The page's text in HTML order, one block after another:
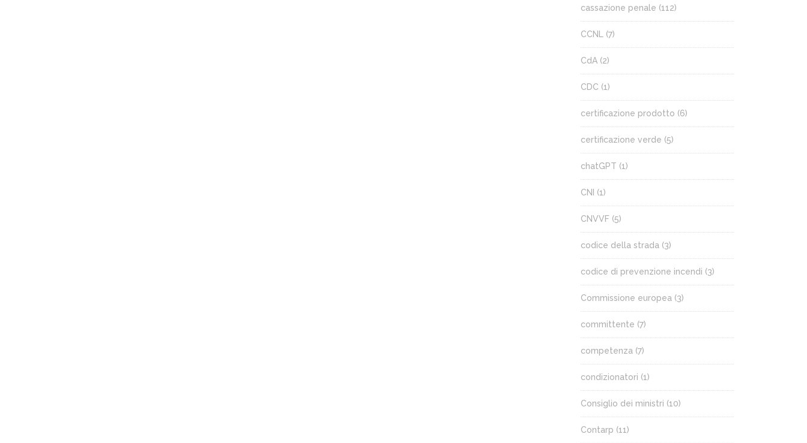
cassazione penale (112)
CCNL (7)
CdA (2)
CDC (1)
certificazione prodotto (6)
certificazione verde (5)
chatGPT (1)
CNI (1)
CNVVF (5)
codice della strada (3)
codice di prevenzione incendi (3)
Commissione europea (3)
committente (7)
competenza (7)
condizionatori (1)
Consiglio dei ministri (10)
Contarp (11)